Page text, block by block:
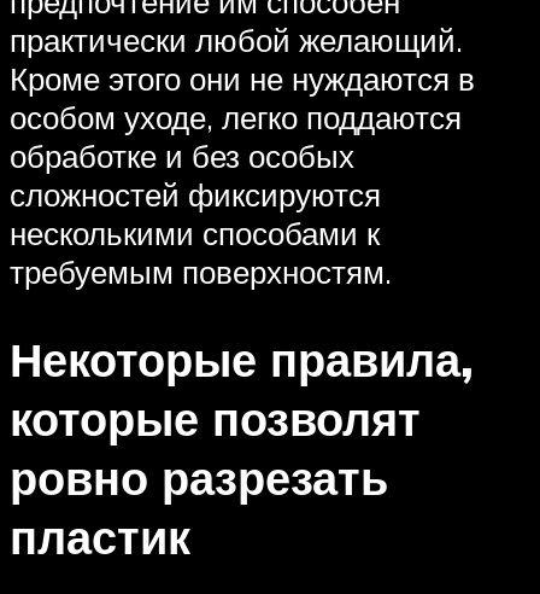
практически любой желающий.
Кроме этого они не нуждаются в
особом уходе, легко поддаются
обработке и без особых
сложностей фиксируются
несколькими способами к
требуемым поверхностям.
Некоторые правила,
которые позволят
ровно разрезать
пластик